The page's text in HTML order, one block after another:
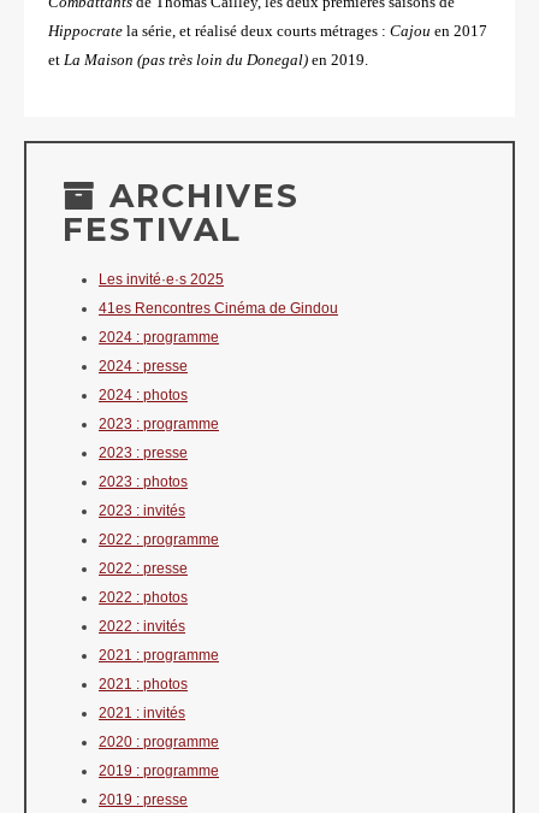
Hippocrate la série, et réalisé deux courts métrages : Cajou en 2017
et La Maison (pas très loin du Donegal) en 2019.
ARCHIVES
FESTIVAL
Les invité·e·s 2025
41es Rencontres Cinéma de Gindou
2024 : programme
2024 : presse
2024 : photos
2023 : programme
2023 : presse
2023 : photos
2023 : invités
2022 : programme
2022 : presse
2022 : photos
2022 : invités
2021 : programme
2021 : photos
2021 : invités
2020 : programme
2019 : programme
2019 : presse